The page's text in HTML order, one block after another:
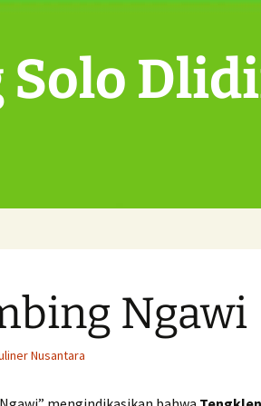
Solo
Ngawi
Nusantara